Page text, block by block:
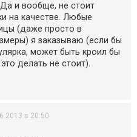
и вообще, не стоит
на качестве. Любые
(даже просто в
я заказываю (если бы
может быть кроил бы
делать не стоит).
в 20:50